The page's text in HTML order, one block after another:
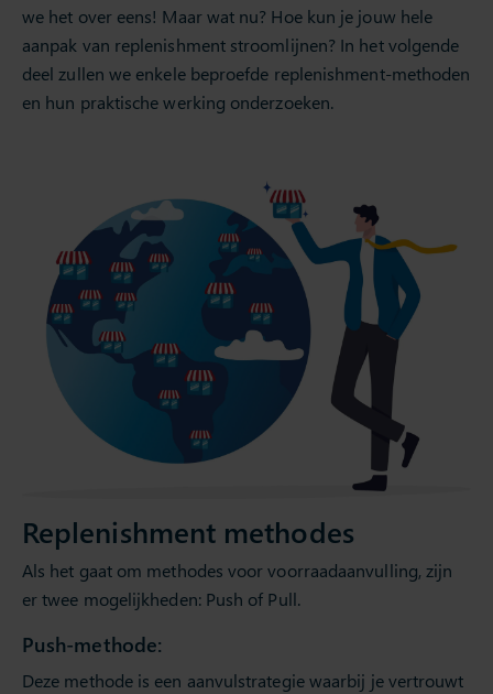
we het over eens! Maar wat nu? Hoe kun je jouw hele
aanpak van replenishment stroomlijnen? In het volgende
deel zullen we enkele beproefde replenishment-methoden
en hun praktische werking onderzoeken.
Replenishment methodes
Als het gaat om methodes voor voorraadaanvulling, zijn
er twee mogelijkheden: Push of Pull.
Push-methode:
Deze methode is een aanvulstrategie waarbij je vertrouwt